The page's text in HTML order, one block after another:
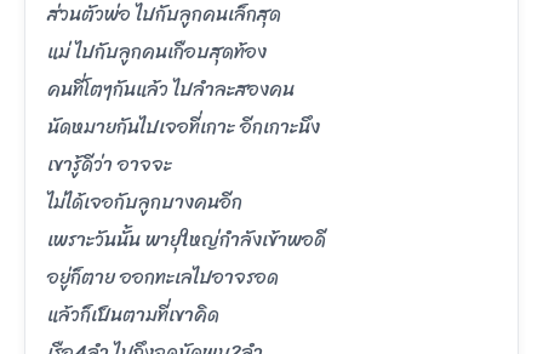
ส่วนตัวพ่อ ไปกับลูกคนเล็กสุด
แม่ ไปกับลูกคนเกือบสุดท้อง
คนที่โตๆกันแล้ว ไปลำละสองคน
นัดหมายกันไปเจอที่เกาะ อีกเกาะนึง
เขารู้ดีว่า อาจจะ
ไม่ได้เจอกับลูกบางคนอีก
เพราะวันนั้น พายุใหญ่กำลังเข้าพอดี
อยู่ก็ตาย ออกทะเลไปอาจรอด
แล้วก็เป็นตามที่เขาคิด